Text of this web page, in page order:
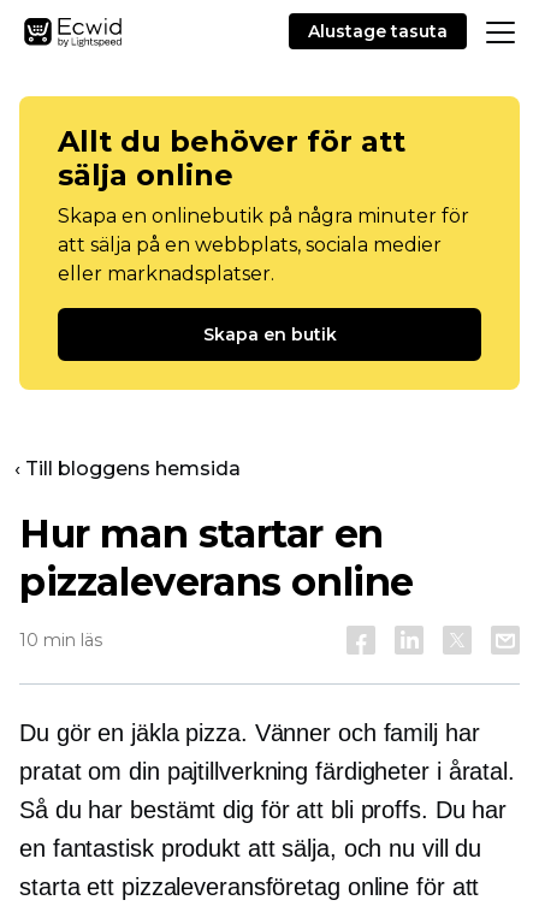
Alustage tasuta
Allt du behöver för att
sälja online
Skapa en onlinebutik på några minuter för
att sälja på en webbplats, sociala medier
eller marknadsplatser.
Skapa en butik
‹ Till bloggens hemsida
Hur man startar en
pizzaleverans online
10 min läs
Du gör en jäkla pizza. Vänner och familj har
pratat om din pajtillverkning färdigheter i åratal.
Så du har bestämt dig för att bli proffs. Du har
en fantastisk produkt att sälja, och nu vill du
starta ett pizzaleveransföretag online för att